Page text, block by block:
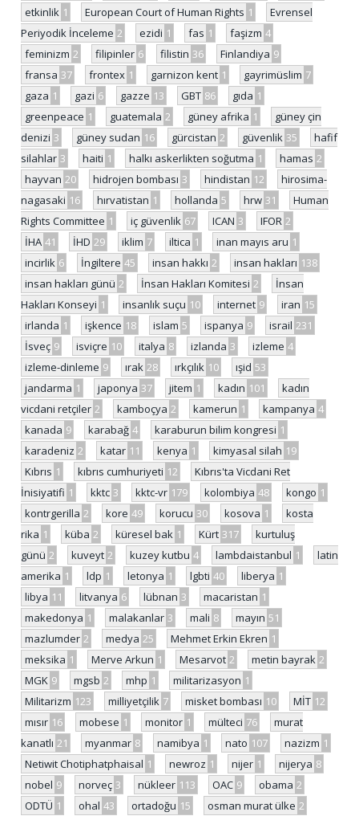
etkinlik 1 European Court of Human Rights 1
Evrensel
Periyodik İnceleme 2 ezidi 1 fas 1 faşizm 4
feminizm 2 filipinler 6 filistin 36 Finlandiya 9
fransa 37 frontex 1 garnizon kent 1 gayrimüslim 7
gaza 1 gazi 6 gazze 13 GBT 86 gıda 1
greenpeace 1 guatemala 2 güney afrika 1
güney çin
denizi 3 güney sudan 16 gürcistan 2 güvenlik 35
hafif
silahlar 3 haiti 1 halkı askerlikten soğutma 1 hamas 2
hayvan 20 hidrojen bombası 3 hindistan 12
hirosima-
nagasaki 16 hırvatistan 1 hollanda 5 hrw 31
Human
Rights Committee 1 iç güvenlik 67 ICAN 3 IFOR 2
İHA 41 İHD 29 iklim 7 iltica 1 inan mayıs aru 1
incirlik 6 İngiltere 45 insan hakkı 2 insan hakları 138
insan hakları günü 2 İnsan Hakları Komitesi 2
İnsan
Hakları Konseyi 1 insanlık suçu 10 internet 9 iran 15
irlanda 1 işkence 18 islam 5 ispanya 9 israil 231
İsveç 9 isviçre 10 italya 8 izlanda 3 izleme 4
izleme-dinleme 9 ırak 28 ırkçılık 10 ışid 53
jandarma 1 japonya 37 jitem 1 kadın 101
kadın
vicdani retçiler 2 kamboçya 2 kamerun 1 kampanya 4
kanada 9 karabağ 4 karaburun bilim kongresi 1
karadeniz 2 katar 11 kenya 1 kimyasal silah 19
Kıbrıs 1 kıbrıs cumhuriyeti 12
Kıbrıs'ta Vicdani Ret
İnisiyatifi 1 kktc 3 kktc-vr 179 kolombiya 48 kongo 1
kontrgerilla 2 kore 49 korucu 30 kosova 1
kosta
rika 1 küba 2 küresel bak 1 Kürt 317
kurtuluş
günü 2 kuveyt 2 kuzey kutbu 4 lambdaistanbul 1
latin
amerika 1 ldp 1 letonya 1 lgbti 40 liberya 1
libya 11 litvanya 6 lübnan 3 macaristan 1
makedonya 1 malakanlar 3 mali 8 mayın 51
mazlumder 2 medya 25 Mehmet Erkin Ekren 1
meksika 1 Merve Arkun 1 Mesarvot 2 metin bayrak 2
MGK 9 mgsb 2 mhp 1 militarizasyon 1
Militarizm 123 milliyetçilik 7 misket bombası 10 MİT 12
mısır 16 mobese 1 monitor 1 mülteci 76
murat
kanatlı 21 myanmar 8 namibya 1 nato 107 nazizm 1
Netiwit Chotiphatphaisal 1 newroz 1 nijer 1 nijerya 8
nobel 9 norveç 3 nükleer 113 OAC 9 obama 2
ODTÜ 1 ohal 43 ortadoğu 15 osman murat ülke 2